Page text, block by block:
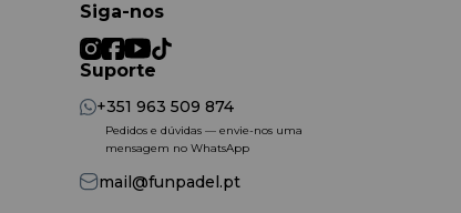
Siga-nos
Suporte
+351 963 509 874
Pedidos e dúvidas — envie-nos uma
mensagem no WhatsApp
mail@funpadel.pt